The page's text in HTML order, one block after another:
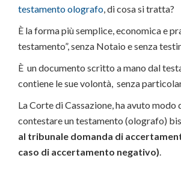
testamento olografo, di cosa si tratta?
È la forma più semplice, economica e
testamento”, senza Notaio e senza
È un documento scritto a mano dal
contiene le sue volontà, senza
La Corte di Cassazione, ha avuto modo
contestare un testamento (olografo)
al tribunale domanda di
caso di accertamento negativo).